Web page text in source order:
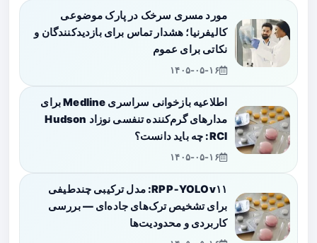
مورد مسری سرخک در پارک موضوعی
کالیفرنیا؛ هشدار تماس برای بازدیدکنندگان و
نکاتی برای عموم
۱۴۰۵-۰۵-۱۶
اطلاعیه بازخوانی سراسری Medline برای
مدارهای گرم‌کننده تنفسی نوزاد Hudson
RCI: چه باید دانست؟
۱۴۰۵-۰۵-۱۶
RPP‑YOLOv۱۱: مدل ترکیبی چندطیفی
برای تشخیص ترک‌های جاده‌ای — بررسی
کاربردی و محدودیت‌ها